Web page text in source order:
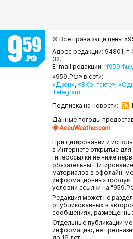
© Все права защищены
Адрес редакции: 94801, г.
32.
E-mail редакции:
«959.РФ» в сети:
«Дзен», «ВКонтакте»,
Telegram.
Подписка на новости:
Данные погоды
При цитировании и
в Интернете открытые
гиперссылки не ниже
обязательны.
материалов в оффлайн-
информационных
условии ссылки на
Редакция может не
опубликованных в
сообщениях,
Отдельные публикации
информацию, не